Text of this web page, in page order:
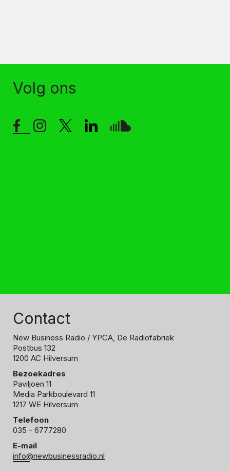
Volg ons
Contact
New Business Radio / YPCA, De Radiofabriek
Postbus 132
1200 AC Hilversum
Bezoekadres
Paviljoen 11
Media Parkboulevard 11
1217 WE Hilversum
Telefoon
035 - 6777280
E-mail
info@newbusinessradio.nl